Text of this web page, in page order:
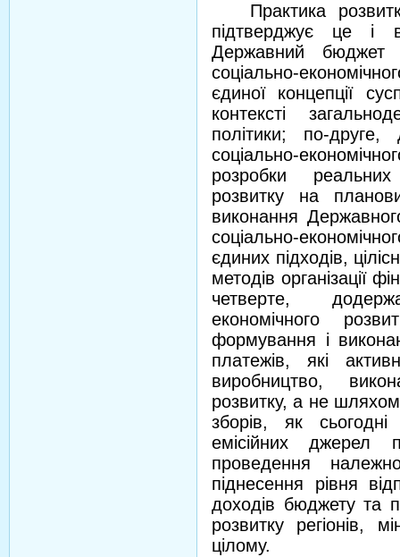
Практика
підтверджує це і
Державний бюджет
соціально-
єдиної концепції
контексті
політики; по-друге,
соціально-
розробки реальних
розвитку на
виконання
соціально-
єдиних підходів,
методів організації
четверте,
економічного
формування і
платежів, які
виробництво,
розвитку, а не шляхом
зборів, як сьогодні
емісійних джерел
проведення
піднесення рівня
доходів бюджету та
розвитку регіонів,
цілому.